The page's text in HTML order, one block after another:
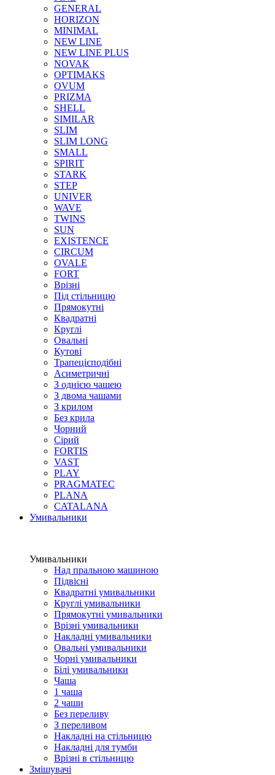
GENERAL
HORIZON
MINIMAL
NEW LINE
NEW LINE PLUS
NOVAK
OPTIMAKS
OVUM
PRIZMA
SHELL
SIMILAR
SLIM
SLIM LONG
SMALL
SPIRIT
STARK
STEP
UNIVER
WAVE
TWINS
SUN
EXISTENCE
CIRCUM
OVALE
FORT
Врізні
Під стільницю
Прямокутні
Квадратні
Круглі
Овальні
Кутові
Трапецієподібні
Асиметричні
З однією чашею
З двома чашами
З крилом
Без крила
Чорний
Сірий
FORTIS
VAST
PLAY
PRAGMATEC
PLANA
CATALANA
Умивальники
Умивальники
Над пральною машиною
Підвісні
Квадратні умивальники
Круглі умивальники
Прямокутні умивальники
Врізні умивальники
Накладні умивальники
Овальні умивальники
Чорні умивальники
Білі умивальники
Чаша
1 чаша
2 чаши
Без переливу
З переливом
Накладні на стільницю
Накладні для тумби
Врізні в стільницю
Змішувачі